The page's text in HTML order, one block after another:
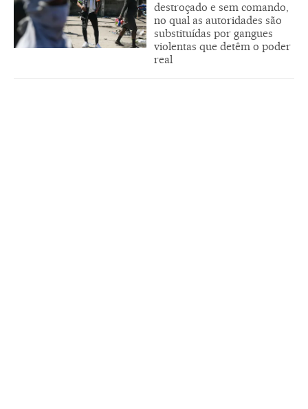
destroçado e sem comando,
no qual as autoridades são
substituídas por gangues
violentas que detêm o poder
real